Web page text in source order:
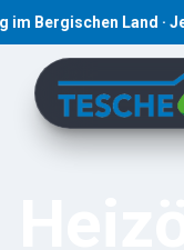
Land · Jetzt